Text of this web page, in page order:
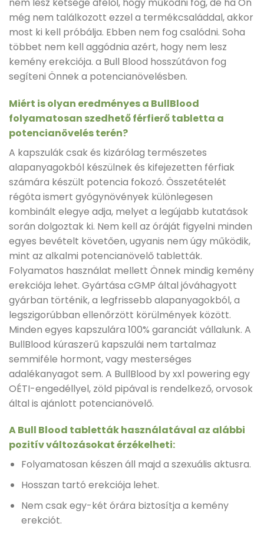
még nem találkozott ezzel a termékcsaláddal, akkor
most ki kell próbálja. Ebben nem fog csalódni. Soha
többet nem kell aggódnia azért, hogy nem lesz
kemény erekciója. a Bull Blood hosszútávon fog
segíteni Önnek a potencianövelésben.
Miért is olyan eredményes a BullBlood
folyamatosan szedhető férfierő tabletta a
potencianövelés terén?
A kapszulák csak és kizárólag természetes
alapanyagokból készülnek és kifejezetten férfiak
számára készült potencia fokozó. Összetételét
régóta ismert gyógynövények különlegesen
kombinált elegye adja, melyet a legújabb kutatások
során dolgoztak ki. Nem kell az óráját figyelni minden
egyes bevételt követően, ugyanis nem úgy működik,
mint az alkalmi potencianövelő tabletták.
Folyamatos használat mellett Önnek mindig kemény
erekciója lehet. Gyártása cGMP által jóváhagyott
gyárban történik, a legfrissebb alapanyagokból, a
legszigorúbban ellenőrzött körülmények között.
Minden egyes kapszulára 100% garanciát vállalunk. A
BullBlood kúraszerű kapszulái nem tartalmaz
semmiféle hormont, vagy mesterséges
adalékanyagot sem. A BullBlood by xxl powering egy
OÉTI-engedéllyel, zöld pipával is rendelkező, orvosok
által is ajánlott potencianövelő.
A Bull Blood tabletták használatával az alábbi
pozitív változásokat érzékelheti:
Folyamatosan készen áll majd a szexuális aktusra.
Hosszan tartó erekciója lehet.
Nem csak egy-két órára biztosítja a kemény
erekciót.